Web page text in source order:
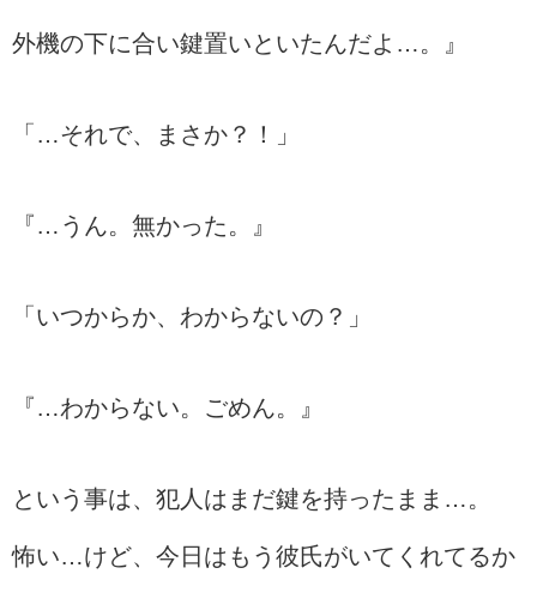
外機の下に合い鍵置いといたんだよ…。』
「…それで、まさか？！」
『…うん。無かった。』
「いつからか、わからないの？」
『…わからない。ごめん。』
という事は、犯人はまだ鍵を持ったまま…。
怖い…けど、今日はもう彼氏がいてくれてるか